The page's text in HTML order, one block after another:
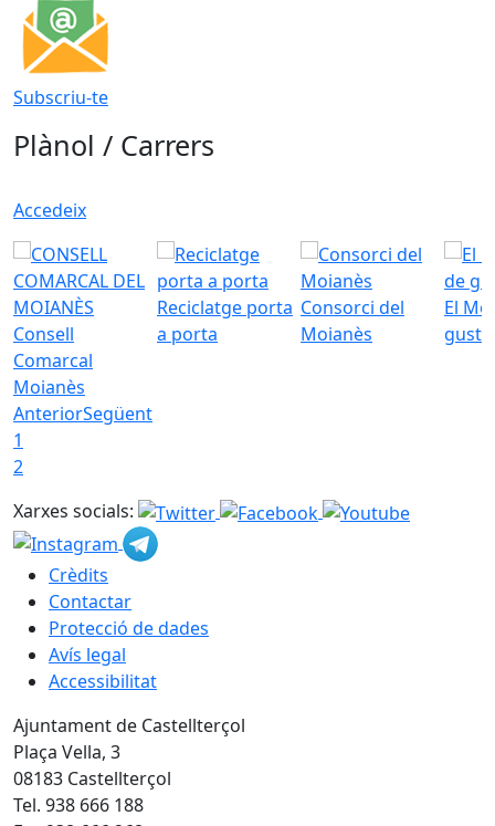
Subscriu-te
Plànol / Carrers
Accedeix
Consell
Comarcal
Moianès
Reciclatge porta
a porta
Consorci del
Moianès
El
gust
AnteriorSegüent
1
2
Xarxes socials:
Crèdits
Contactar
Protecció de dades
Avís legal
Accessibilitat
Ajuntament de Castellterçol
Plaça Vella, 3
08183 Castellterçol
Tel. 938 666 188